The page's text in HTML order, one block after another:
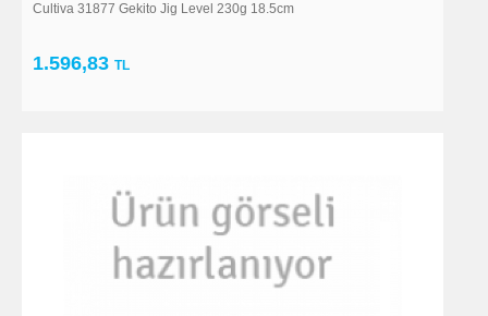
Cultiva 31877 Gekito Jig Level 230g 18.5cm
1.596,83 TL